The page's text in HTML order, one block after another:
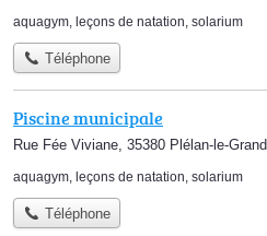
aquagym leçons de natation solarium
Téléphone
Piscine municipale
Rue Fée Viviane, 35380 Plélan-le-Grand
aquagym, leçons de natation, solarium
Téléphone